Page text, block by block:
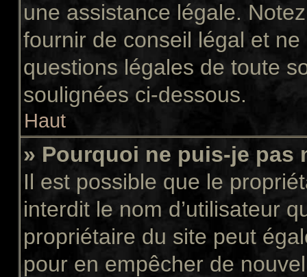
une assistance légale.
fournir de conseil légal et
questions légales de toute
soulignées ci-dessous.
Haut
» Pourquoi ne puis-je pas
Il est possible que le
interdit le nom d’utilisateur
propriétaire du site peut
pour en empêcher de